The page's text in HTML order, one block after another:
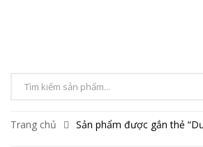
Tìm
sản
Trang chủ Sản phẩm được gắn thẻ